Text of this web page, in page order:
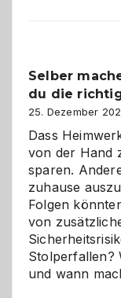
und
Selber
du die
25. Dezember
Dass
von der Hand
sparen.
zuhause
Folgen
von
Stolperfallen?
und wann